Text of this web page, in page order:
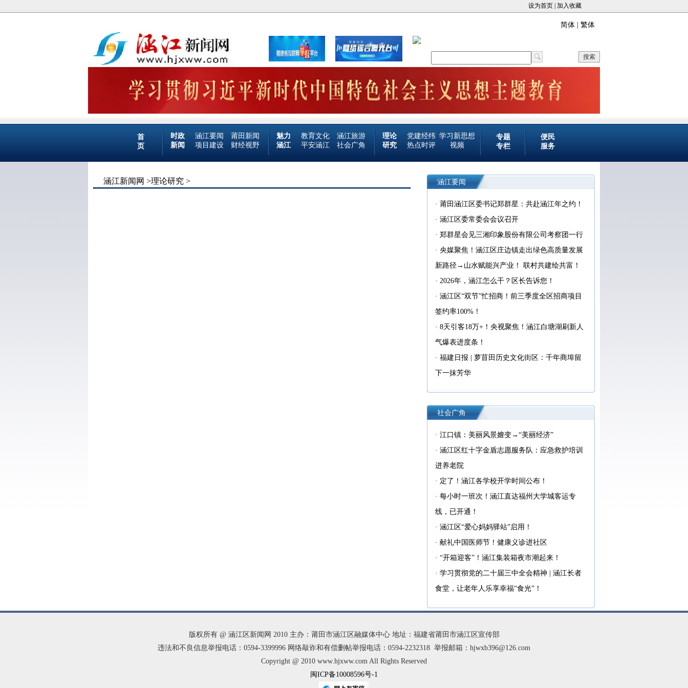
设为首页 加入收藏
简体 | 繁体
搜索
首
页
时政 涵江要闻
莆田新闻
新闻
项目建设 财经视野
魅力 教育文化
涵江旅游
涵江
平安涵江 社会广角
理论 党建经纬 学习新思想
研究
热点时评 视频
专题
专栏
便民
服务
涵江新闻网 >理论研究 > 涵江要闻
· 莆田涵江区委书记郑群星：共赴涵江年之约！
· 涵江区委常委会会议召开
· 郑群星会见三湘印象股份有限公司考察团一行
· 央媒聚焦！涵江区庄边镇走出绿色高质量发展
新路径→山水赋能兴产业！ 联村共建绘共富！
· 2026年，涵江怎么干？区长告诉您！
· 涵江区“双节”忙招商！前三季度全区招商项目
签约率100%！
· 8天引客18万+！央视聚焦！涵江白塘湖刷新人
气爆表进度条！
· 福建日报 | 萝苜田历史文化街区：千年商埠留
下一抹芳华
社会广角
· 江口镇：美丽风景嬗变→“美丽经济”
· 涵江区红十字金盾志愿服务队：应急救护培训
进养老院
· 定了！涵江各学校开学时间公布！
· 每小时一班次！涵江直达福州大学城客运专
线，已开通！
· 涵江区“爱心妈妈驿站”启用！
· 献礼中国医师节！健康义诊进社区
· “开箱迎客”！涵江集装箱夜市潮起来！
· 学习贯彻党的二十届三中全会精神 | 涵江长者
食堂，让老年人乐享幸福“食光”！
版权所有 @ 涵江区新闻网 2010 主办：莆田市涵江区融媒体中心 地址：福建省莆田市涵江区宣传部
违法和不良信息举报电话：0594-3399996 网络敲诈和有偿删帖举报电话：0594-2232318 举报邮箱：hjwxb396@126.com
Copyright @ 2010 www.hjxww.com All Rights Reserved
闽ICP备10008596号-1